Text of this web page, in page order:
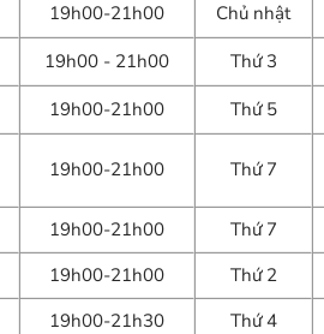
19h00-21h00 Chủ nhật
19h00 - 21h00 Thứ 3
19h00-21h00 Thứ 5
19h00-21h00 Thứ 7
19h00-21h00 Thứ 7
19h00-21h00 Thứ 2
19h00-21h30 Thứ 4